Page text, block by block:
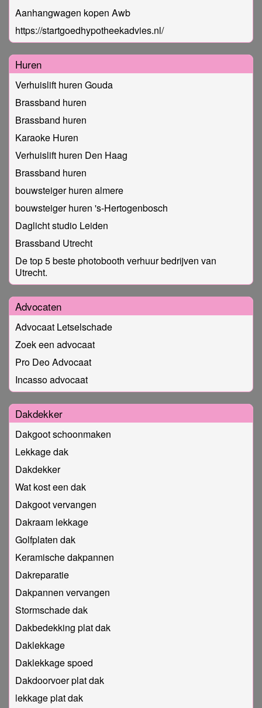
Aanhangwagen kopen Awb
https://startgoedhypotheekadvies.nl/
Huren
Verhuislift huren Gouda
Brassband huren
Brassband huren
Karaoke Huren
Verhuislift huren Den Haag
Brassband huren
bouwsteiger huren almere
bouwsteiger huren 's-Hertogenbosch
Daglicht studio Leiden
Brassband Utrecht
De top 5 beste photobooth verhuur bedrijven van
Utrecht.
Advocaten
Advocaat Letselschade
Zoek een advocaat
Pro Deo Advocaat
Incasso advocaat
Dakdekker
Dakgoot schoonmaken
Lekkage dak
Dakdekker
Wat kost een dak
Dakgoot vervangen
Dakraam lekkage
Golfplaten dak
Keramische dakpannen
Dakreparatie
Dakpannen vervangen
Stormschade dak
Dakbedekking plat dak
Daklekkage
Daklekkage spoed
Dakdoorvoer plat dak
lekkage plat dak